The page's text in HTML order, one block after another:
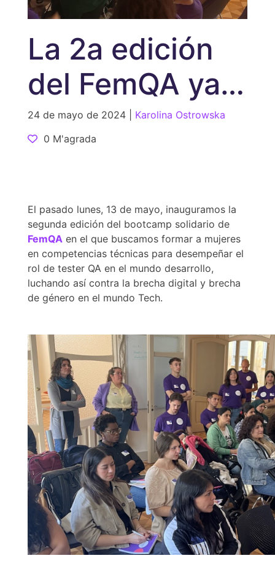
La 2a edición
del FemQA ya
está aquí
24 de mayo de 2024 | Karolina Ostrowska
0 M'agrada
El pasado lunes, 13 de mayo, inauguramos la
segunda edición del bootcamp solidario de
FemQA en el que buscamos formar a mujeres
en competencias técnicas para desempeñar el
rol de tester QA en el mundo desarrollo,
luchando así contra la brecha digital y brecha
de género en el mundo Tech.